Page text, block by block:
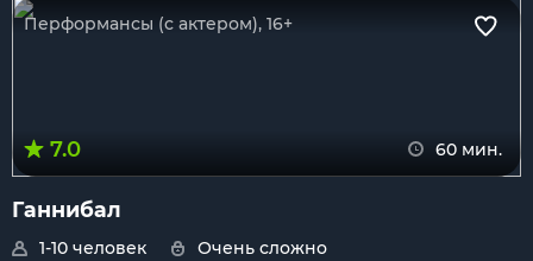
Перформансы (с актером), 16+
7.0 60 мин.
Ганнибал
1-10 человек
Очень сложно